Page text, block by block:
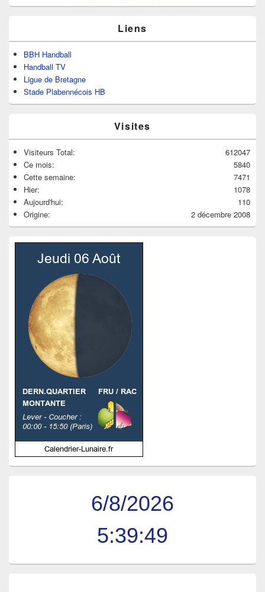
Liens
BBH Handball
Handball TV
Ligue de Bretagne
Stade Plabennécois HB
Visites
612047
Visiteurs Total:
5840
Ce mois:
7471
Cette semaine:
1078
Hier:
110
Aujourd'hui:
2 décembre 2008
Origine:
6/8/2026
5:39:50